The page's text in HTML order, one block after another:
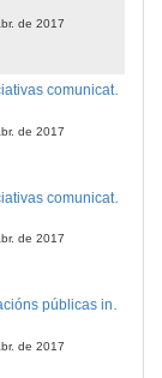
de 2017
As iniciativas comunicativas dos programas para maiores: A presencia das súas actividades nas redes sociais e internet. Outras iniciativas
de 2017
de 2017
As relacións públicas institucionais dos Consellos Sociais. Presentación
de 2017